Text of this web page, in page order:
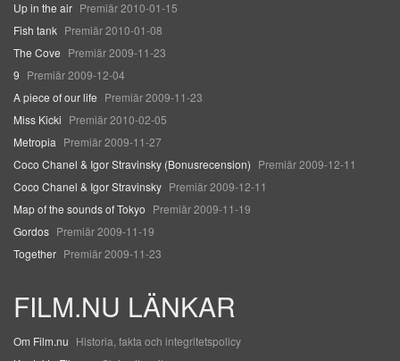
Up in the air Premiär 2010-01-15
Fish tank Premiär 2010-01-08
The Cove Premiär 2009-11-23
9 Premiär 2009-12-04
A piece of our life Premiär 2009-11-23
Miss Kicki Premiär 2010-02-05
Metropia Premiär 2009-11-27
Coco Chanel & Igor Stravinsky (Bonusrecension) Premiär 2009-12-11
Coco Chanel & Igor Stravinsky Premiär 2009-12-11
Map of the sounds of Tokyo Premiär 2009-11-19
Gordos Premiär 2009-11-19
Together Premiär 2009-11-23
FILM.NU LÄNKAR
Om Film.nu Historia, fakta och integritetspolicy